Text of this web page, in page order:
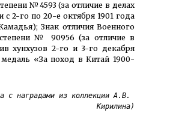
№4593 (за отличие в делах
с 2-го по 20-е октября 1901 года
Знак отличия Военного
№ 90956 (за отличие в
хунхузов 2-го и 3-го декабря
медаль «За поход в Китай 1900-
с наградами из коллекции А.В.
Кирилина)